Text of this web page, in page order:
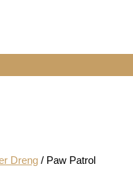
Dreng / Paw Patrol